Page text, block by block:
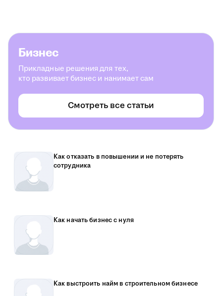
Бизнес
Прикладные решения для тех,
кто развивает бизнес и нанимает сам
Смотреть все статьи
Как отказать в повышении и не потерять
сотрудника
Как начать бизнес с нуля
Как выстроить найм в строительном бизнесе